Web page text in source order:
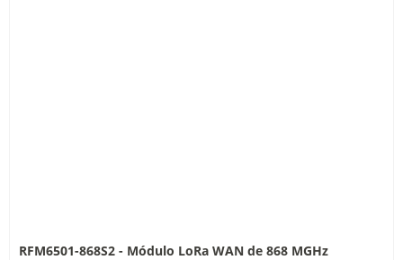
RFM6501-868S2 - Módulo LoRa WAN de 868 MGHz